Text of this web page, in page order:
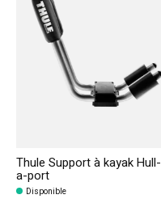
Thule Support à kayak Hull-
a-port
Disponible